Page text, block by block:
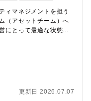
ィマネジメントを担う
（アセットチーム）へ
にとって最適な状態
士通グループ所有不動
戦略企画/立案/展開、運
リティ評価（評価デー
・評価）・評価結果に
貸借、同居、清掃請
更新日 2026.07.07